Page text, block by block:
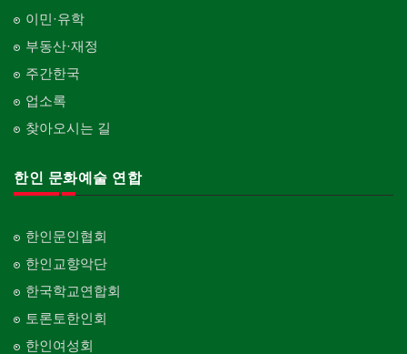
이민·유학
부동산·재정
주간한국
업소록
찾아오시는 길
한인 문화예술 연합
한인문인협회
한인교향악단
한국학교연합회
토론토한인회
한인여성회